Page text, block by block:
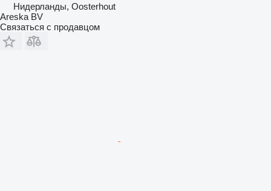
Нидерланды, Oosterhout
Areska BV
Связаться с продавцом